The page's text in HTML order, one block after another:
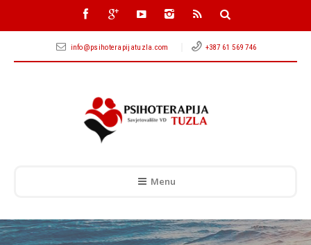
info@psihoterapijatuzla.com +387 61 569 746
Menu